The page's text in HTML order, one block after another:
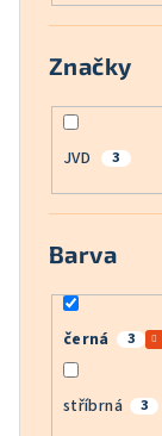
Značky
JVD 3
Barva
černá 3
stříbrná 3